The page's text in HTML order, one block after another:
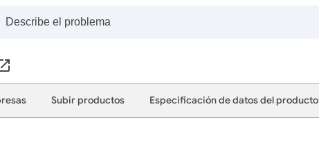
Subir productos Especificación de datos del producto